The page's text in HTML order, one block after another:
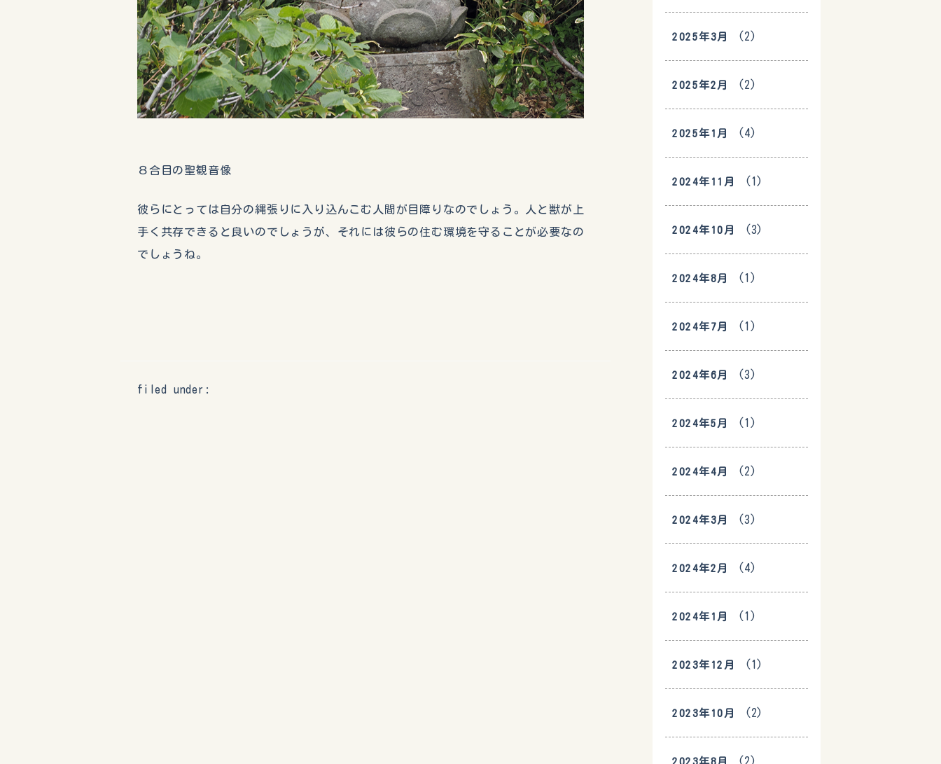
８合目の聖観音像
彼らにとっては自分の縄張りに入り込んこむ人間が目障りなのでしょう。人と獣が上
手く共存できると良いのでしょうが、それには彼らの住む環境を守ることが必要なの
でしょうね。
filed under:
2025年3月 (2)
2025年2月 (2)
2025年1月 (4)
2024年11月 (1)
2024年10月 (3)
2024年8月 (1)
2024年7月 (1)
2024年6月 (3)
2024年5月 (1)
2024年4月 (2)
2024年3月 (3)
2024年2月 (4)
2024年1月 (1)
2023年12月 (1)
2023年10月 (2)
2023年8月 (2)